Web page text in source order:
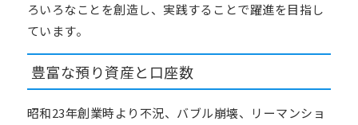
ろいろなことを創造し、実践することで躍進を目指し
ています。
豊富な預り資産と口座数
昭和23年創業時より不況、バブル崩壊、リーマンショ